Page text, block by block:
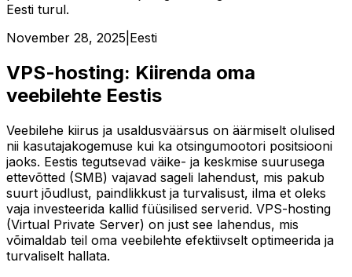
Eesti turul.
November 28, 2025 Eesti
VPS-hosting: Kiirenda oma
veebilehte Eestis
Veebilehe kiirus ja usaldusväärsus on äärmiselt olulised
nii kasutajakogemuse kui ka otsingumootori positsiooni
jaoks. Eestis tegutsevad väike- ja keskmise suurusega
ettevõtted (SMB) vajavad sageli lahendust, mis pakub
suurt jõudlust, paindlikkust ja turvalisust, ilma et oleks
vaja investeerida kallid füüsilised serverid. VPS-hosting
(Virtual Private Server) on just see lahendus, mis
võimaldab teil oma veebilehte efektiivselt optimeerida ja
turvaliselt hallata.